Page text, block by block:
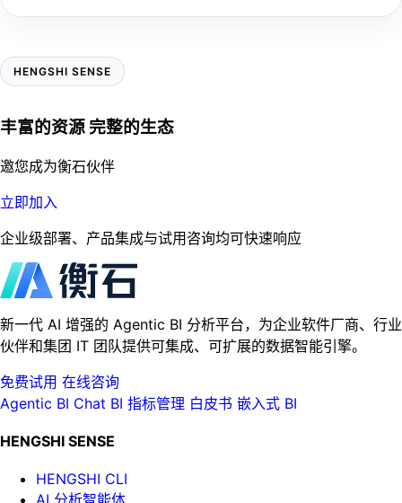
HENGSHI SENSE
丰富的资源 完整的生态
邀您成为衡石伙伴
立即加入
企业级部署、产品集成与试用咨询均可快速响应
新一代 AI 增强的 Agentic BI 分析平台，为企业软件厂商、行业
伙伴和集团 IT 团队提供可集成、可扩展的数据智能引擎。
免费试用 在线咨询
Agentic BI Chat BI 指标管理 白皮书 嵌入式 BI
HENGSHI SENSE
HENGSHI CLI
AI 分析智能体